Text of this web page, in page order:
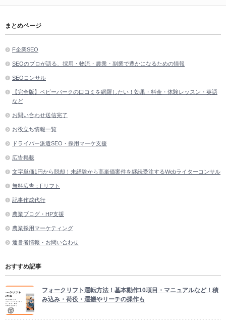
まとめページ
F企業SEO
SEOのプロが語る、採用・物流・農業・副業で豊かになるための情報
SEOコンサル
【完全版】ベビーパークの口コミを網羅したい！効果・料金・体験レッスン・英語
など
お問い合わせ送信完了
お役立ち情報一覧
ドライバー派遣SEO・採用マーケ支援
広告掲載
文字単価1円から脱却！未経験から高単価案件を継続受注するWebライターコンサル
無料広告：Fリフト
記事作成代行
農業ブログ・HP支援
農業採用マーケティング
運営者情報・お問い合わせ
おすすめ記事
フォークリフト運転方法！基本動作10項目・マニュアルなど！積
み込み・荷役・運搬やリーチの操作も